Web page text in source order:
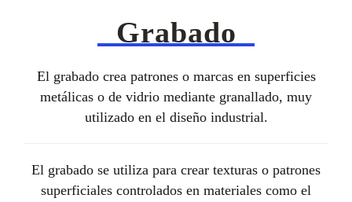
Grabado
El grabado crea patrones o marcas en superficies
metálicas o de vidrio mediante granallado, muy
utilizado en el diseño industrial.
El grabado se utiliza para crear texturas o patrones
superficiales controlados en materiales como el